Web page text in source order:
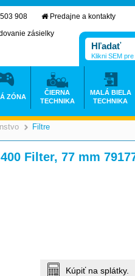
>
Filtre
Filter, 77 mm
Kúpiť na splátky.
908
Predajne a kontakty
zásielky
Klikni SEM
ZÓNA
ČIERNA
TECHNIKA
MALÁ BIELA
TECHNIKA